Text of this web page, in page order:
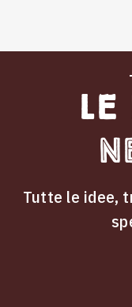
Tutte le idee,